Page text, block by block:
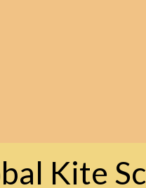
Kite